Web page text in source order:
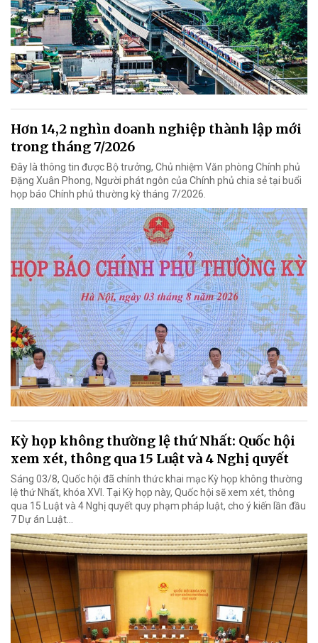
Hơn 14,2 nghìn doanh nghiệp thành lập mới
trong tháng 7/2026
Đây là thông tin được Bộ trưởng, Chủ nhiệm Văn phòng Chính phủ
Đặng Xuân Phong, Người phát ngôn của Chính phủ chia sẻ tại buổi
họp báo Chính phủ thường kỳ tháng 7/2026.
Kỳ họp không thường lệ thứ Nhất: Quốc hội
xem xét, thông qua 15 Luật và 4 Nghị quyết
Sáng 03/8, Quốc hội đã chính thức khai mạc Kỳ họp không thường
lệ thứ Nhất, khóa XVI. Tại Kỳ họp này, Quốc hội sẽ xem xét, thông
qua 15 Luật và 4 Nghị quyết quy phạm pháp luật, cho ý kiến lần đầu
7 Dự án Luật…